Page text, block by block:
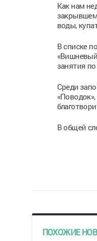
Как нам
воды,
В списке
«Вишневый
занятия
Среди
В общей
ПОХОЖИЕ